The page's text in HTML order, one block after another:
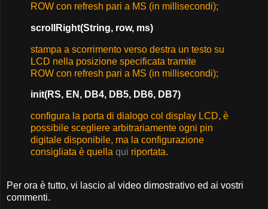
ROW con refresh pari a MS (in millisecondi);
scrollRight(String, row, ms)
stampa a scorrimento verso destra un testo su
LCD nella posizione specificata tramite
ROW con refresh pari a MS (in millisecondi);
init(RS, EN , DB4, DB5, DB6, DB7)
configura la porta di dialogo col display LCD, è
possibile scegliere arbitrariamente ogni pin
digitale disponibile, ma la configurazione
consigliata è quella qui riportata.
Per ora è tutto, vi lascio al video dimostrativo ed ai vostri
commenti.